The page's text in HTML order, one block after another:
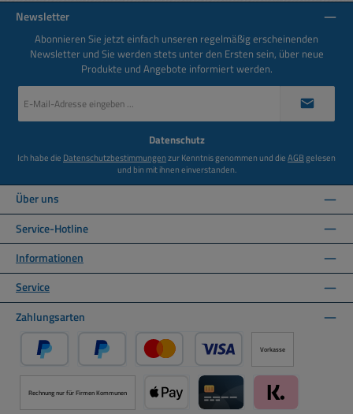
Newsletter
Abonnieren Sie jetzt einfach unseren regelmäßig erscheinenden
Newsletter und Sie werden stets unter den Ersten sein, über neue
Produkte und Angebote informiert werden.
Mail-
Datenschutz
Ich habe die Datenschutzbestimmungenzur Kenntnis genommen und dieAGBgelesen
und bin mit ihnen einverstanden.
Über uns
Service-Hotline
Informationen
Service
Zahlungsarten
PayPal Später Bezahlen über PayPalKredit- oder Debitkarte über PayPal
Vorkasse
Rechnung nur für Firmen Kommunen